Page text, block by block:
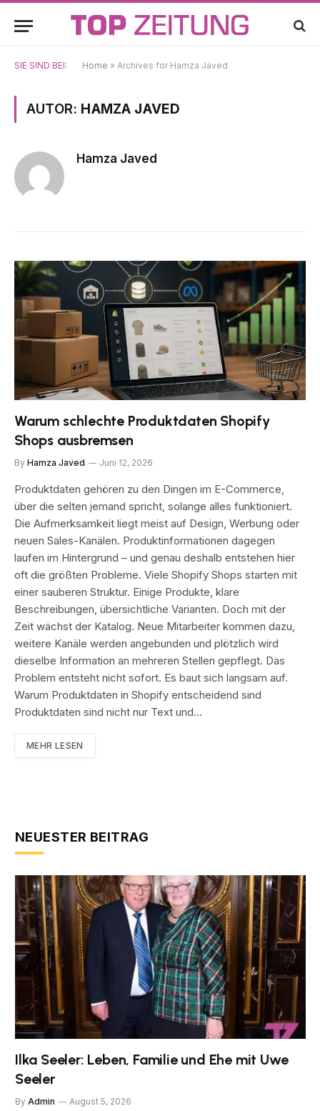
SIE SIND BEI: Home » Archives for Hamza Javed
AUTOR: HAMZA JAVED
Hamza Javed
Warum schlechte Produktdaten Shopify
Shops ausbremsen
By Hamza Javed Juni 12, 2026
Produktdaten gehören zu den Dingen im E-Commerce,
über die selten jemand spricht, solange alles funktioniert.
Die Aufmerksamkeit liegt meist auf Design, Werbung oder
neuen Sales-Kanälen. Produktinformationen dagegen
laufen im Hintergrund – und genau deshalb entstehen hier
oft die größten Probleme. Viele Shopify Shops starten mit
einer sauberen Struktur. Einige Produkte, klare
Beschreibungen, übersichtliche Varianten. Doch mit der
Zeit wächst der Katalog. Neue Mitarbeiter kommen dazu,
weitere Kanäle werden angebunden und plötzlich wird
dieselbe Information an mehreren Stellen gepflegt. Das
Problem entsteht nicht sofort. Es baut sich langsam auf.
Warum Produktdaten in Shopify entscheidend sind
Produktdaten sind nicht nur Text und…
MEHR LESEN
NEUESTER BEITRAG
Ilka Seeler: Leben, Familie und Ehe mit Uwe
Seeler
By Admin August 5, 2026